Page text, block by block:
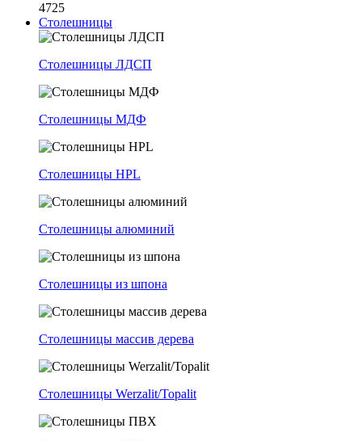
4725
Столешницы
Столешницы ЛДСП
Столешницы МДФ
Столешницы HPL
Столешницы алюминий
Столешницы из шпона
Столешницы массив дерева
Столешницы Werzalit/Topalit